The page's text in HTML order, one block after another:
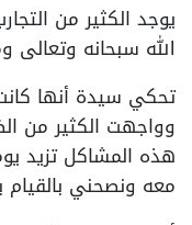
يوجد الكثير من
الله سبحانه وتعالى
تحكي سيدة أنها
وواجهت الكثير من
هذه المشاكل تزيد
معه ونصحني بالقيام